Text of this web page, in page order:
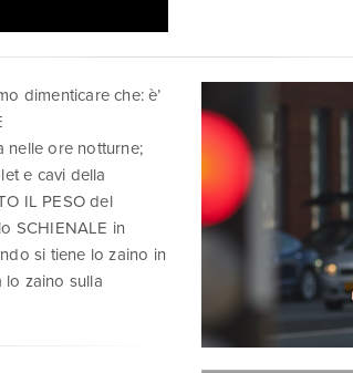
dimenticare che: è’
nelle ore notturne;
e cavi della
IL PESO del
SCHIENALE in
si tiene lo zaino in
lo zaino sulla